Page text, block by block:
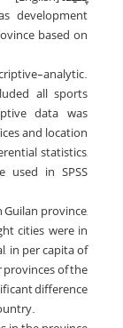
development
based on
analytic.
all sports
data was
and location
statistics,
used in SPSS
province,
cities were in
in per capita of
of the
difference